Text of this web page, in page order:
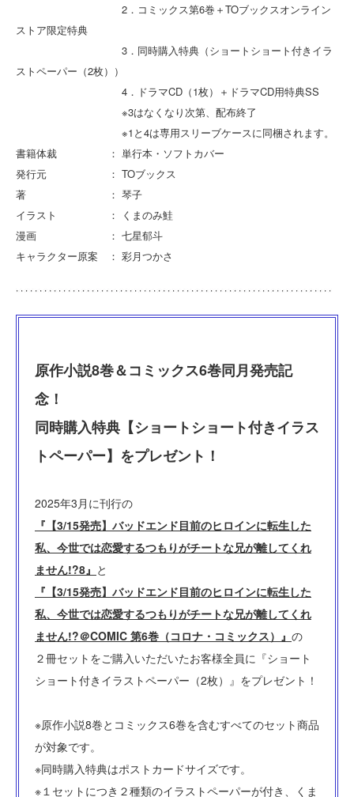
2．コミックス第6巻＋TOブックスオンライン
ストア限定特典
3．同時購入特典（ショートショート付きイラ
ストペーパー（2枚））
4．ドラマCD（1枚）＋ドラマCD用特典SS
※3はなくなり次第、配布終了
※1と4は専用スリーブケースに同梱されます。
書籍体裁 ： 単行本・ソフトカバー
発行元 ： TOブックス
著 ： 琴子
イラスト ： くまのみ鮭
漫画 ： 七星郁斗
キャラクター原案 ： 彩月つかさ
原作小説8巻＆コミックス6巻同月発売記
念！
同時購入特典【ショートショート付きイラス
トペーパー】をプレゼント！
2025年3月に刊行の
『【3/15発売】バッドエンド目前のヒロインに転生した
私、今世では恋愛するつもりがチートな兄が離してくれ
ません!?8』 と
『【3/15発売】バッドエンド目前のヒロインに転生した
私、今世では恋愛するつもりがチートな兄が離してくれ
ません!?＠COMIC 第6巻（コロナ・コミックス）』 の
２冊セットをご購入いただいたお客様全員に『ショート
ショート付きイラストペーパー（2枚）』をプレゼント！
※原作小説8巻とコミックス6巻を含むすべてのセット商品
が対象です。
※同時購入特典はポストカードサイズです。
※１セットにつき２種類のイラストペーパーが付き、くま